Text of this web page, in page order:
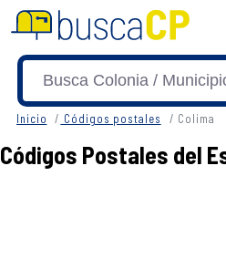
Inicio Códigos postales Colima
Códigos Postales del